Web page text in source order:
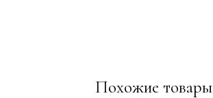
Похожие товары